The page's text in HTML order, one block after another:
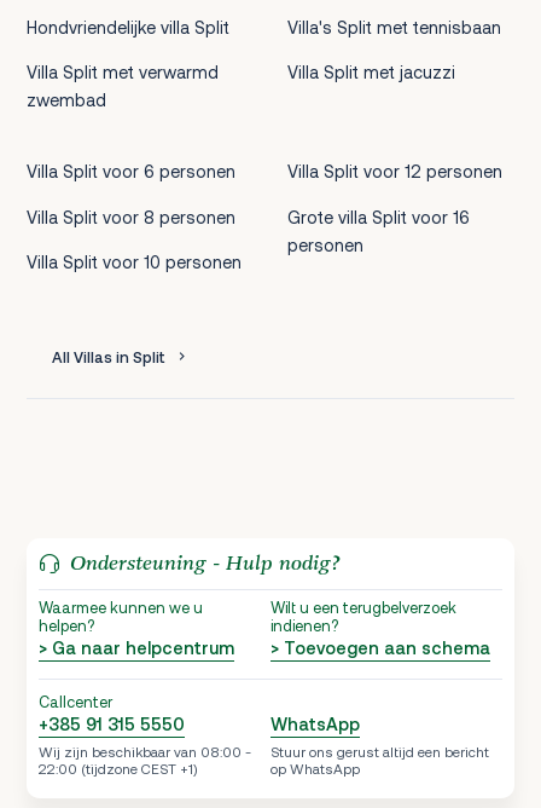
Hondvriendelijke villa Split
Villa Split met verwarmd
zwembad
Villa's Split met tennisbaan
Villa Split met jacuzzi
Villa Split voor 6 personen
Villa Split voor 8 personen
Villa Split voor 10 personen
Villa Split voor 12 personen
Grote villa Split voor 16
personen
All Villas in Split
Ondersteuning - Hulp nodig?
Waarmee kunnen we u
helpen?
> Ga naar helpcentrum
Wilt u een terugbelverzoek
indienen?
> Toevoegen aan schema
Callcenter
+385 91 315 5550
Wij zijn beschikbaar van 08:00 -
22:00 (tijdzone CEST +1)
WhatsApp
Stuur ons gerust altijd een bericht
op WhatsApp